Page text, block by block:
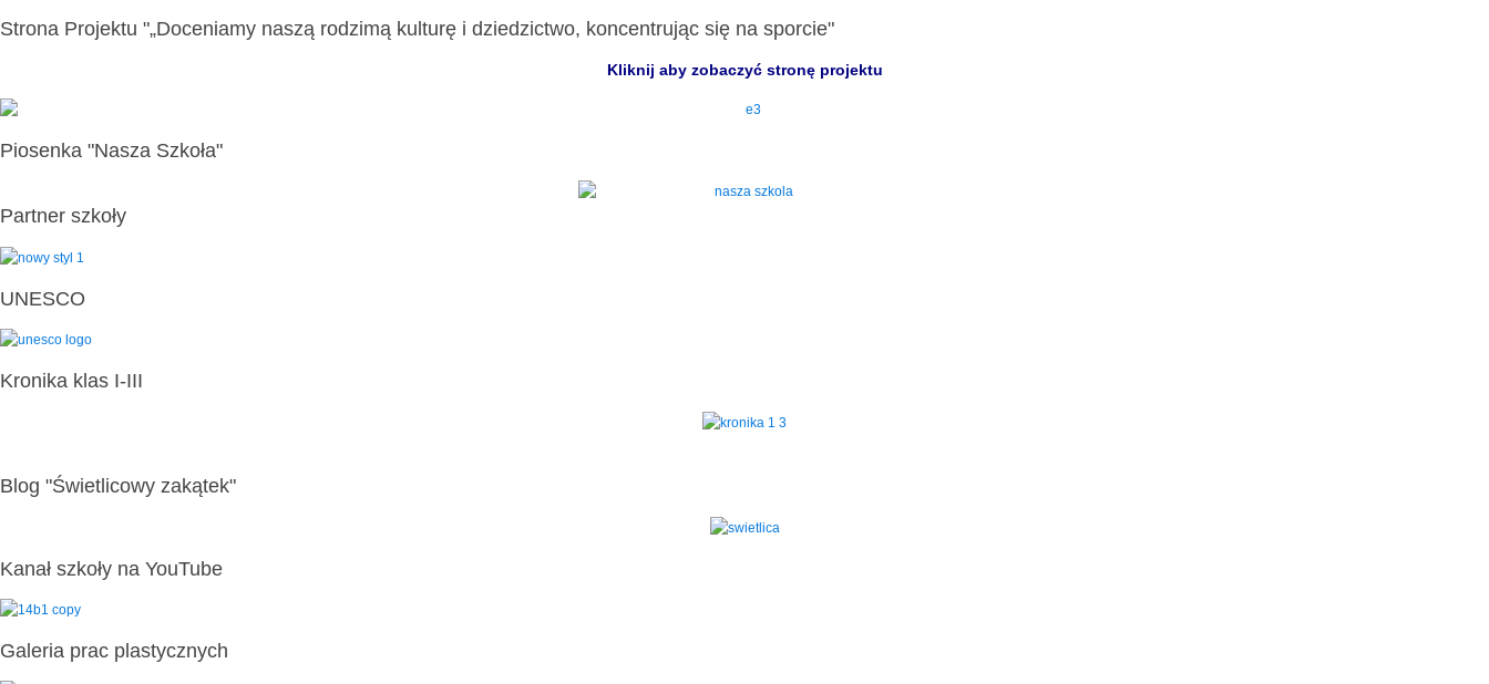
Strona Projektu "„Doceniamy naszą rodzimą kulturę i dziedzictwo, koncentrując się na sporcie"
Kliknij aby zobaczyć stronę projektu
Piosenka "Nasza Szkoła"
Partner szkoły
UNESCO
Kronika klas I-III
Blog "Świetlicowy zakątek"
Kanał szkoły na YouTube
Galeria prac plastycznych